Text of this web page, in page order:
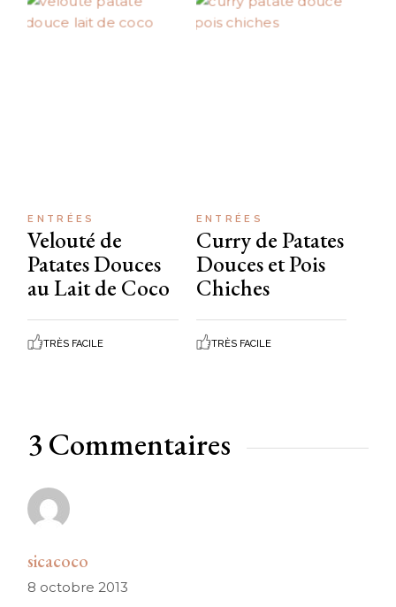
ENTRÉES
Velouté de
Patates Douces
au Lait de Coco
TRÈS FACILE
ENTRÉES
Curry de Patates
Douces et Pois
Chiches
TRÈS FACILE
3 Commentaires
sicacoco
8 octobre 2013